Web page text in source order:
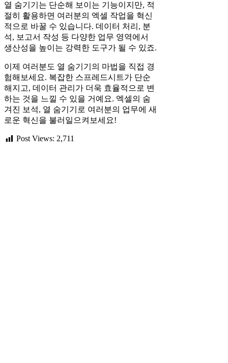
열 숨기기는 단순해 보이는 기능이지만, 적
절히 활용하면 여러분의 엑셀 작업을 혁신
적으로 바꿀 수 있습니다. 데이터 처리, 분
석, 보고서 작성 등 다양한 업무 영역에서
생산성을 높이는 강력한 도구가 될 수 있죠.
이제 여러분도 열 숨기기의 마법을 직접 경
험해보세요. 복잡한 스프레드시트가 단순
해지고, 데이터 관리가 더욱 효율적으로 변
하는 것을 느낄 수 있을 거예요. 엑셀의 숨
겨진 보석, 열 숨기기로 여러분의 업무에 새
로운 혁신을 불러일으켜보세요!
Post Views: 2,711